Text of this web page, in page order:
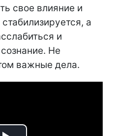
свое влияние и
а
и
Не
важные дела.